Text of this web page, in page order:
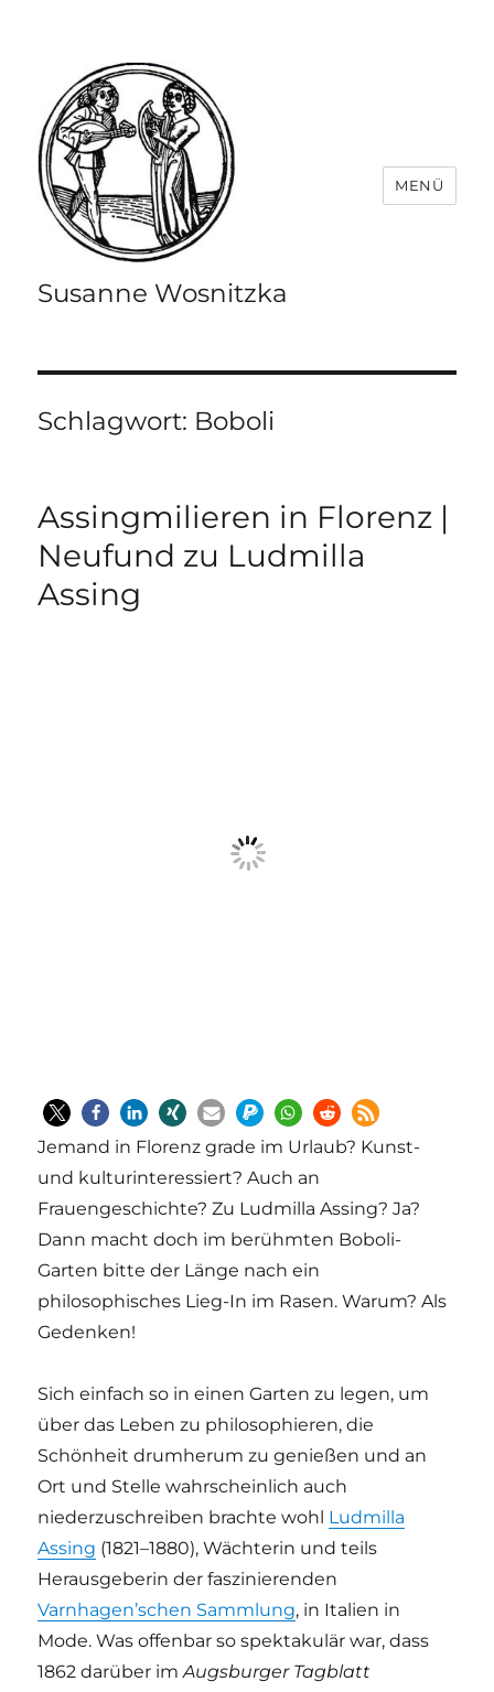
Susanne Wosnitzka
MENÜ
Schlagwort: Boboli
Assingmilieren in Florenz |
Neufund zu Ludmilla
Assing
Jemand in Florenz grade im Urlaub? Kunst-
und kulturinteressiert? Auch an
Frauengeschichte? Zu Ludmilla Assing? Ja?
Dann macht doch im berühmten Boboli-
Garten bitte der Länge nach ein
philosophisches Lieg-In im Rasen. Warum? Als
Gedenken!
Sich einfach so in einen Garten zu legen, um
über das Leben zu philosophieren, die
Schönheit drumherum zu genießen und an
Ort und Stelle wahrscheinlich auch
niederzuschreiben brachte wohl Ludmilla
Assing (1821–1880), Wächterin und teils
Herausgeberin der faszinierenden
Varnhagen’schen Sammlung, in Italien in
Mode. Was offenbar so spektakulär war, dass
1862 darüber imAugsburger Tagblatt